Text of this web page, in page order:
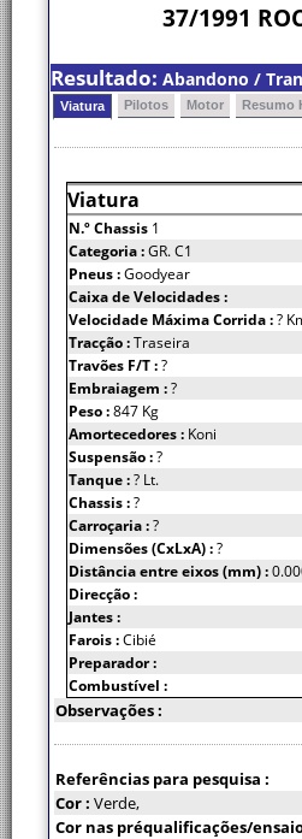
37/1991
Resultado: Abandono /
Viatura Pilotos Motor Resumo
Viatura
N.º Chassis 1
Categoria :GR. C1
Pneus :Goodyear
Caixa de Velocidades :
Velocidade Máxima Corrida :?
Tracção :Traseira
Travões F/T :?
Embraiagem :?
Peso :847 Kg
Amortecedores : Koni
Suspensão :?
Tanque :? Lt.
Chassis :?
Carroçaria :?
Dimensões (CxLxA) :?
Distância entre eixos (mm) :
Direcção :
Jantes :
Farois :Cibié
Preparador :
Combustível :
Observações :
Referências para pesquisa :
Cor : Verde,
Cor nas préqualificações/